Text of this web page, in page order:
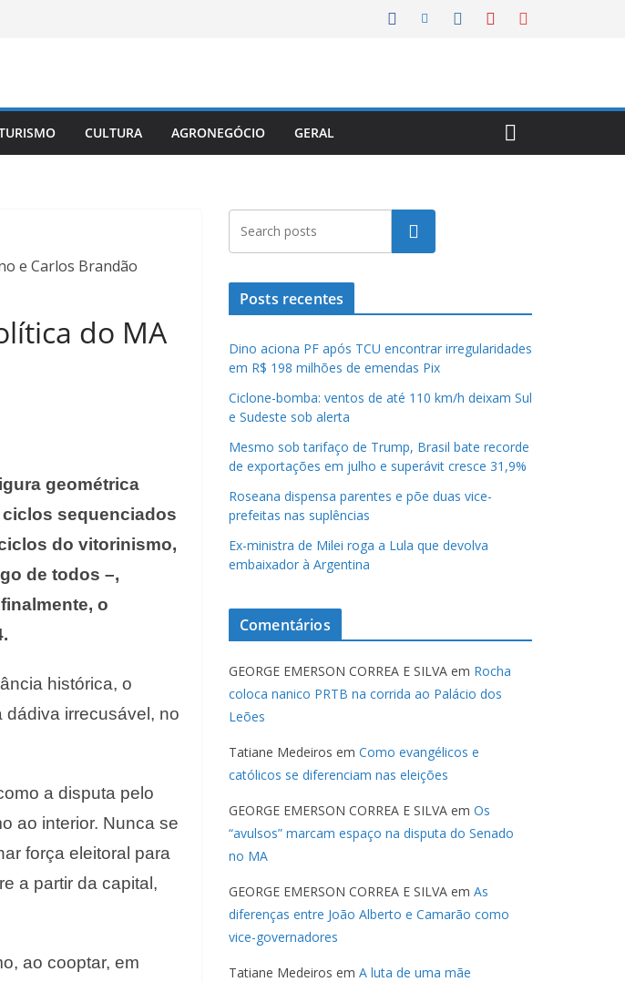
CULTURA AGRONEGÓCIO GERAL
e Carlos Brandão
do MA
geométrica
sequenciados
do vitorinismo,
de todos –,
o
histórica, o
irrecusável, no
a disputa pelo
ao interior. Nunca se
força eleitoral para
a partir da capital,
ao cooptar, em
Pesquisar
Posts recentes
Dino aciona PF após TCU encontrar irregularidades
em R$ 198 milhões de emendas Pix
Ciclone-bomba: ventos de até 110 km/h deixam Sul
e Sudeste sob alerta
Mesmo sob tarifaço de Trump, Brasil bate recorde
de exportações em julho e superávit cresce 31,9%
Roseana dispensa parentes e põe duas vice-
prefeitas nas suplências
Ex-ministra de Milei roga a Lula que devolva
embaixador à Argentina
Comentários
GEORGE EMERSON CORREA E SILVA em Rocha
coloca nanico PRTB na corrida ao Palácio dos
Leões
Tatiane Medeiros em Como evangélicos e
católicos se diferenciam nas eleições
GEORGE EMERSON CORREA E SILVA em Os
“avulsos” marcam espaço na disputa do Senado
no MA
GEORGE EMERSON CORREA E SILVA em As
diferenças entre João Alberto e Camarão como
vice-governadores
Tatiane Medeiros em A luta de uma mãe